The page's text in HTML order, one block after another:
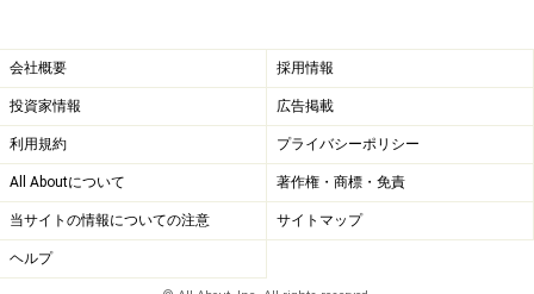
支払われた分配金が普通分配金なのか特別分配金なの
か、そしてそれぞれがいくらなのかは、「分配金明細
書」に記載されています。普通分配金は配当所得として
20.315％（平成26年から49年まで。平成50年からは
20％となります。）が源泉徴収されており、明細書には
普通分配金から税金を控除した受取額も記載されていま
す。
会社概要 採用情報
投資家情報 広告掲載
利用規約 プライバシーポリシー
All Aboutについて 著作権・商標・免責
当サイトの情報についての注意 サイトマップ
ヘルプ